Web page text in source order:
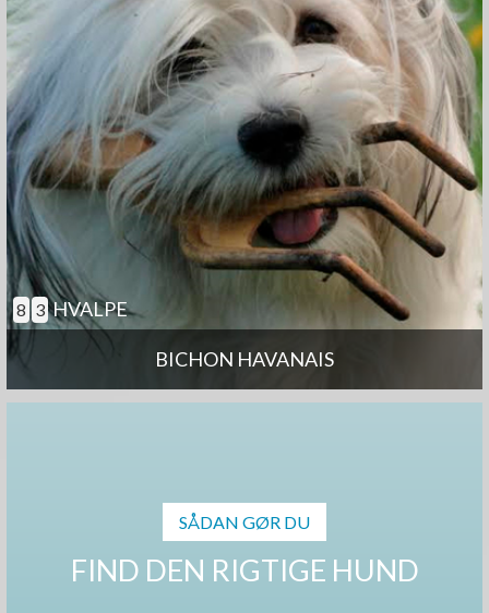
BICHON HAVANAIS
8 3 HVALPE
SÅDAN GØR DU
FIND DEN RIGTIGE HUND